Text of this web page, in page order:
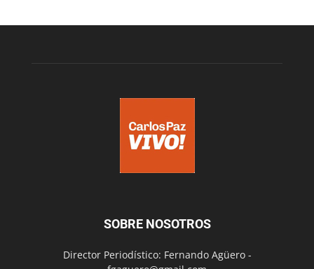
SOBRE NOSOTROS
Director Periodístico: Fernando Agüero -